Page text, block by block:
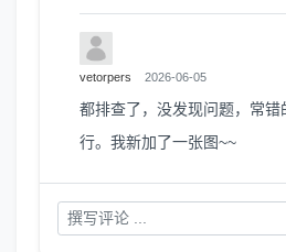
vetorpers 2026-06-05
都排查了，没发现问题，常错
行。我新加了一张图~~